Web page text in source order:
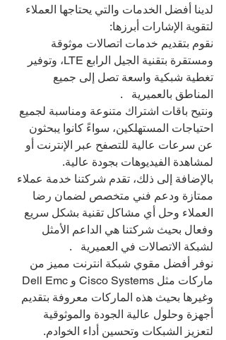
لدينا أفضل الخدمات والتي يحتاجها العملاء
لتقوية الإشارات أبرزها:
نقوم بتقديم خدمات اتصالات موثوقة
ومستقرة بتقنية الجيل الرابع LTE، وتوفير
تغطية شبكية واسعة تصل إلى جميع
المناطق بالعميرية   .
ونتيح باقات اشتراك متنوعة ومناسبة لجميع
احتياجات المستهلكين، سواءً كانوا يبحثون
عن سرعات عالية للتصفح عبر الإنترنت أو
لمشاهدة الفيديوهات بجودة عالية.
بالإضافة إلى ذلك، تقدم شركتنا خدمة عملاء
ممتازة ودعم فني متخصص لضمان رضا
العملاء وحل أي مشاكل تقنية بشكل سريع
وفعال بحيث شركتنا هي الداعم الأمثل
لشبكة الاتصالات في العميرية   .
نوفر أفضل مقوي شبكة انترنت مميز من
وغيرها بحيث هذه الماركات معروفة بتقديم
أجهزة وحلول عالية الجودة والموثوقية
لتعزيز الشبكات وتحسين أداء الخوادم.